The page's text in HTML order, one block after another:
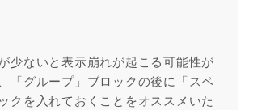
少ないと表示崩れが起こる可能性が
「グループ」ブロックの後に「スペ
クを入れておくことをオススメいた